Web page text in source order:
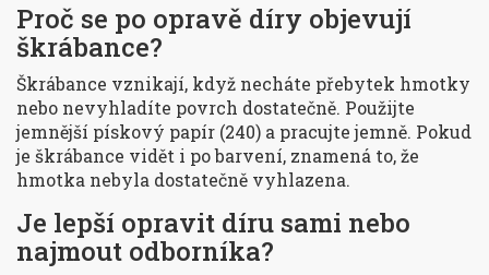
Proč se po opravě díry objevují
škrábance?
Škrábance vznikají, když necháte přebytek hmotky
nebo nevyhladíte povrch dostatečně. Použijte
jemnější pískový papír (240) a pracujte jemně. Pokud
je škrábance vidět i po barvení, znamená to, že
hmotka nebyla dostatečně vyhlazena.
Je lepší opravit díru sami nebo
najmout odborníka?